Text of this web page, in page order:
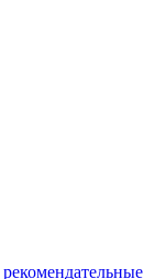
рекомендательные